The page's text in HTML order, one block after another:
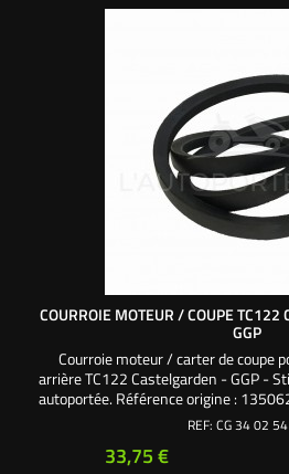
COURROIE MOTEUR / COUPE TC122
GGP
Courroie moteur / carter de coupe
arrière TC122 Castelgarden - GGP -
autoportée. Référence origine :
REF: CG 34 02
Prix
33,75 €